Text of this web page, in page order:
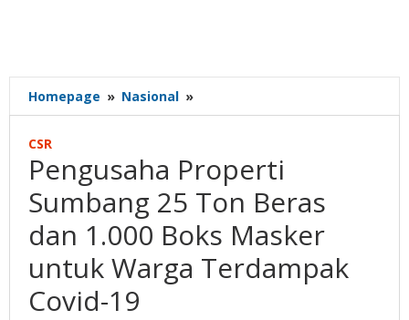
Homepage » Nasional »
Properti
Ton
Beras
dan
1.000
Boks
Masker
CSR
Pengusaha Properti
Sumbang 25 Ton Beras
dan 1.000 Boks Masker
untuk Warga Terdampak
Covid-19